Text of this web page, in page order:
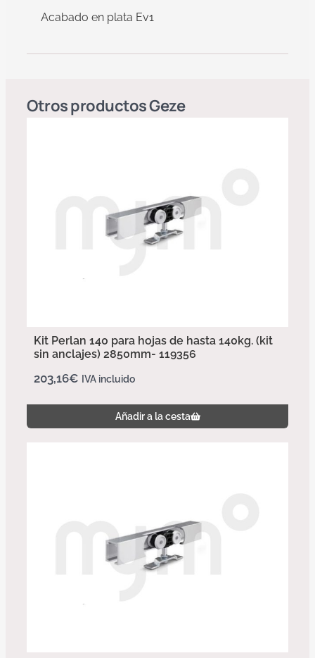
Acabado en plata Ev1
Otros productosGeze
Kit Perlan 140 para hojas de hasta 140kg. (kit
sin anclajes) 2850mm- 119356
203,16€ IVA incluido
Añadir a la cesta